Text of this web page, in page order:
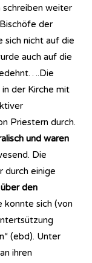
weiter
der
sich nicht auf die
auch auf die
der Kirche mit
Priestern durch.
und waren
Die
durch einige
den
sich (von
(ebd). Unter
ihren